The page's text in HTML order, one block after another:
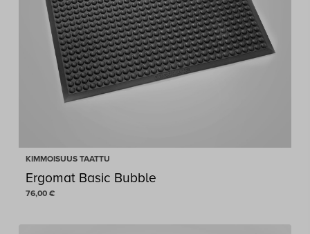
KIMMOISUUS TAATTU
Ergomat Basic Bubble
76,00 €